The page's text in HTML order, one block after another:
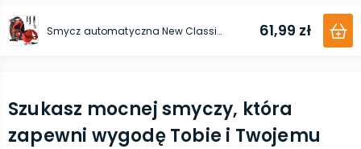
Smycz automatyczna New Classic Taśma XS 12kg 3m czerwona 61,99 zł
Szukasz mocnej smyczy, która
zapewni wygodę Tobie i Twojemu